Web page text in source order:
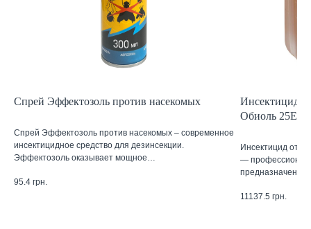
Спрей Эффектозоль против насекомых
Спрей Эффектозоль против насекомых – современное
инсектицидное средство для дезинсекции.
Эффектозоль оказывает мощное…
95.4 грн.
Инсектицид
Обиоль 25ЕС
Инсектицид от
—
11137.5 грн.